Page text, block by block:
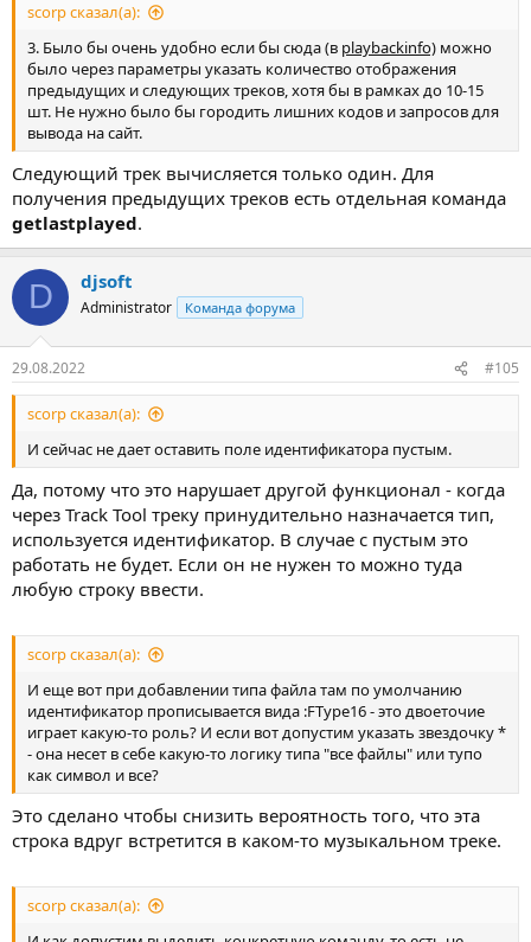
scorp сказал(а):
3. Было бы очень удобно если бы сюда (в playbackinfo) можно
было через параметры указать количество отображения
предыдущих и следующих треков, хотя бы в рамках до 10-15
шт. Не нужно было бы городить лишних кодов и запросов для
вывода на сайт.
Следующий трек вычисляется только один. Для
получения предыдущих треков есть отдельная команда
getlastplayed.
D djsoft
Administrator Команда форума
29.08.2022 #105
scorp сказал(а):
И сейчас не дает оставить поле идентификатора пустым.
Да, потому что это нарушает другой функционал - когда
через Track Tool треку принудительно назначается тип,
используется идентификатор. В случае с пустым это
работать не будет. Если он не нужен то можно туда
любую строку ввести.
scorp сказал(а):
И еще вот при добавлении типа файла там по умолчанию
идентификатор прописывается вида :FType16 - это двоеточие
играет какую-то роль? И если вот допустим указать звездочку *
- она несет в себе какую-то логику типа "все файлы" или тупо
как символ и все?
Это сделано чтобы снизить вероятность того, что эта
строка вдруг встретится в каком-то музыкальном треке.
scorp сказал(а):